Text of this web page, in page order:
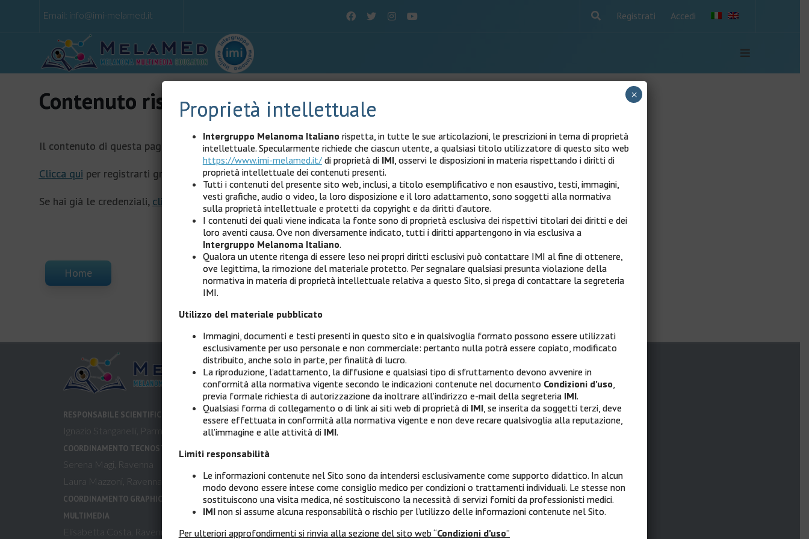
Email: info@imi-melamed.it Registrati Accedi
Contenuto riservato agli utenti registrati
Il contenuto di questa pagina è riservato agli utenti registrati.
Clicca qui per registrarti gratuitamente.
Se hai già le credenziali, clicca qui per effettuare l'accesso.
Home
RESPONSABILE SCIENTIFICO
Ignazio Stanganelli, Parma, Meldola (FC)
COORDINAMENTO TECNOSTRUTTURA
Serena Magi, Ravenna
Laura Mazzoni, Ravenna
COORDINAMENTO GRAPHIC DESIGN &
MULTIMEDIA
Elisabetta Costa, Ravenna
IMI
Intergruppo Melanoma Italiano
Via XII Ottobre 1 – 16121 Genova
Tel: 010 8907874
PEC:intergruppomelanomaitaliano@messaggipec.it
Sito Internet:www.melanomaimi.it
Home
Infografica Centri IMI
FAD Asincrona
Proprietà intellettuale
Intergruppo Melanoma Italianorispetta, in tutte le sue articolazioni, le prescrizioni in tema di proprietà
intellettuale. Specularmente richiede che ciascun utente, a qualsiasi titolo utilizzatore di questo sito web
https://www.imi-melamed.it/di proprietà di IMI, osservi le disposizioni in materia rispettando i diritti di
proprietà intellettuale dei contenuti presenti.
Tutti i contenuti del presente sito web, inclusi, a titolo esemplificativo e non esaustivo, testi, immagini,
vesti grafiche, audio o video, la loro disposizione e il loro adattamento, sono soggetti alla normativa
sulla proprietà intellettuale e protetti da copyright e da diritti d’autore.
I contenuti dei quali viene indicata la fonte sono di proprietà esclusiva dei rispettivi titolari dei diritti e dei
loro aventi causa. Ove non diversamente indicato, tutti i diritti appartengono in via esclusiva a
Intergruppo Melanoma Italiano.
Qualora un utente ritenga di essere leso nei propri diritti esclusivi può contattare IMI al fine di ottenere,
ove legittima, la rimozione del materiale protetto. Per segnalare qualsiasi presunta violazione della
normativa in materia di proprietà intellettuale relativa a questo Sito, si prega di contattare la segreteria
IMI.
Utilizzo del materiale pubblicato
Immagini, documenti e testi presenti in questo sito e in qualsivoglia formato possono essere utilizzati
esclusivamente per uso personale e non commerciale: pertanto nulla potrà essere copiato, modificato
distribuito, anche solo in parte, per finalità di lucro.
La riproduzione, l’adattamento, la diffusione e qualsiasi tipo di sfruttamento devono avvenire in
conformità alla normativa vigente secondo le indicazioni contenute nel documento Condizioni d’uso,
previa formale richiesta di autorizzazione da inoltrare all’indirizzo e-mail della segreteria IMI.
Qualsiasi forma di collegamento o di link ai siti web di proprietà di IMI, se inserita da soggetti terzi, deve
essere effettuata in conformità alla normativa vigente e non deve recare qualsivoglia alla reputazione,
all’immagine e alle attività di IMI.
Limiti responsabilità
Le informazioni contenute nel Sito sono da intendersi esclusivamente come supporto didattico. In alcun
modo devono essere intese come consiglio medico per condizioni o trattamenti individuali. Le stesse non
sostituiscono una visita medica, né sostituiscono la necessità di servizi forniti da professionisti medici.
IMInon si assume alcuna responsabilità o rischio per l’utilizzo delle informazioni contenute nel Sito.
Per ulteriori approfondimenti si rinvia alla sezione del sito web “Condizioni d’uso”
×